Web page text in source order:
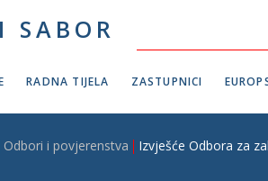
SABOR
RADNA TIJELA ZASTUPNICI
Odbori i povjerenstva Izvješće Odbora za